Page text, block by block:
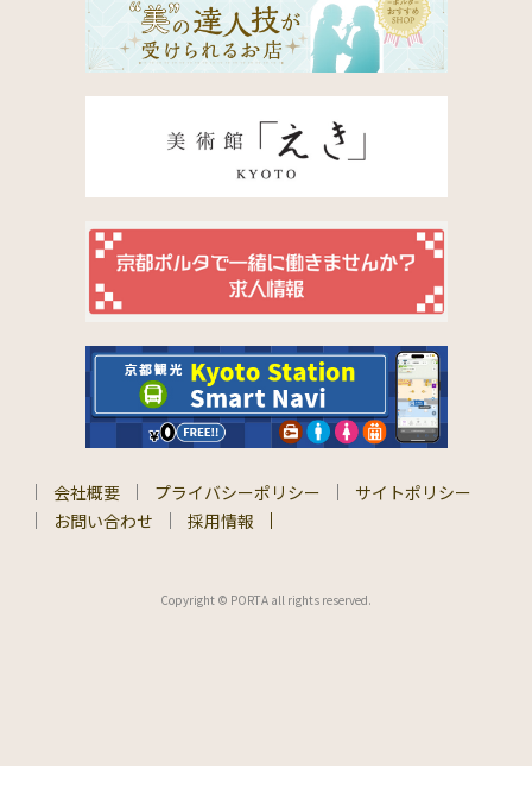
会社概要 プライバシーポリシー
サイトポリシー
お問い合わせ
採用情報
Copyright © PORTA all rights reserved.